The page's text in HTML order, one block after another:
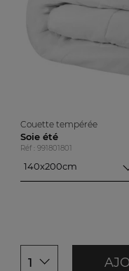
Couette tempérée
Soie été
Réf : 991801801
140x200cm
1